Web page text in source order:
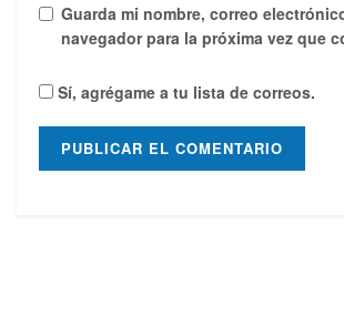
Guarda mi nombre, correo
navegador para la próxima vez que
Sí, agrégame a tu lista de correos.